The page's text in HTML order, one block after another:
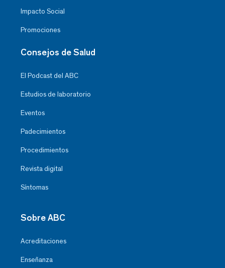
Impacto Social
Promociones
Consejos de Salud
El Podcast del ABC
Estudios de laboratorio
Eventos
Padecimientos
Procedimientos
Revista digital
Síntomas
Sobre ABC
Acreditaciones
Enseñanza